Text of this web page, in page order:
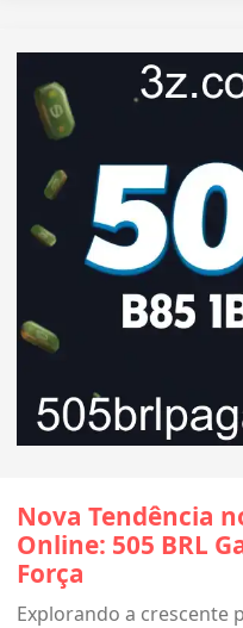
Nova Tendência
Online: 505 BRL
Força
Explorando a crescente